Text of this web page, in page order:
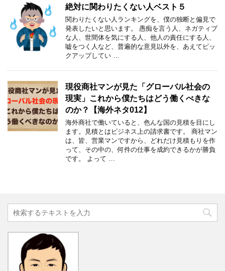
絶対に関わりたくない人ベスト５
関わりたくない人ランキングを、僕の独断と偏見で
発表したいと思います。 愚痴を言う人、ネガティブ
な人、世間体を気にする人、他人の責任にする人、
嘘をつく人など、普遍的な意見以外を、あえてピッ
クアップしてい …
現役商社マンが見た「グローバル社会の
現実」これから僕たちはどう働くべきな
のか？【海外ネタ012】
海外商社で働いていると、色んな国の見積を目にし
ます。見積とはビジネス上の請求書です。 商社マン
は、皆、営業マンですから、どれだけ見積もりを作
って、その中の、何件の仕事を成約できるかが勝負
です。 よって …